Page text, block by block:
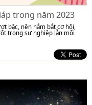
trong năm 2023
bậc, nên nắm bắt cơ hội,
trong sự nghiệp lẫn mối